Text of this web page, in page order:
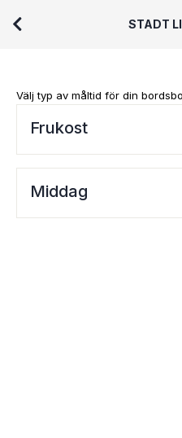
STADT
Välj typ av måltid för din
Frukost
Middag